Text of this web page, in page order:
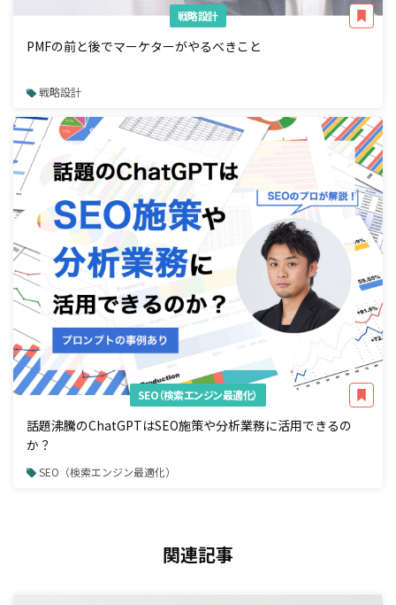
戦略設計
PMFの前と後でマーケターがやるべきこと
戦略設計
SEO（検索エンジン最適化）
話題沸騰のChatGPTはSEO施策や分析業務に活用できるの
か？
SEO（検索エンジン最適化）
関連記事